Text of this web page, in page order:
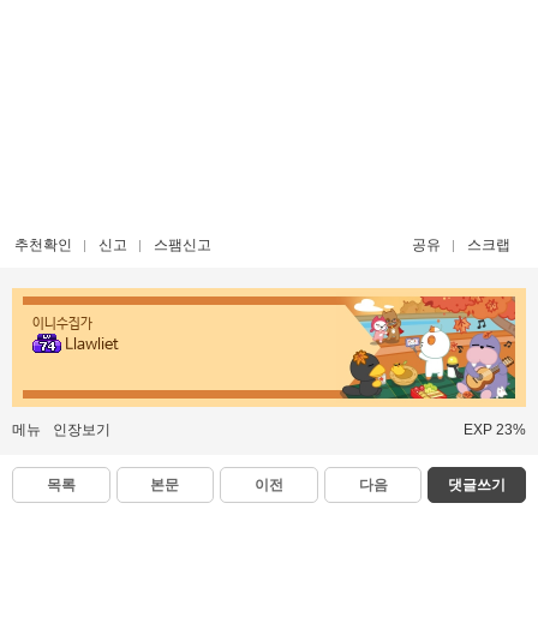
추천확인 신고 스팸신고 공유 스크랩
이니수집가
Llawliet
메뉴 인장보기 EXP 23%
목록 본문 이전 다음 댓글쓰기